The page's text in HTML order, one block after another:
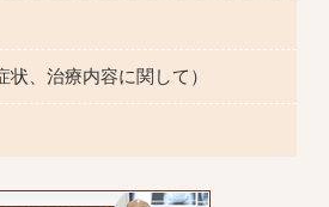
状、治療内容に関して）